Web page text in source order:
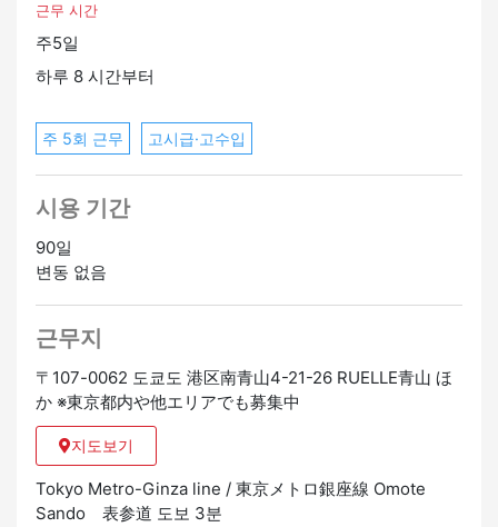
싶습니다.
・장기적 안정성: 상장 기업에서 안정적인 환경에서 오랫
동안 일하고 싶습니다.
・특별한 장소: 결혼식이 아닌 특별한 환경에서 길러온 제
정사원 승급가능
근무 시간
주5일
하루 8 시간부터
주 5회 근무 고시급·고수입
시용 기간
90일
변동 없음
근무지
〒107-0062 도쿄도 港区南青山4-21-26 RUELLE青山 ほ
か ※東京都内や他エリアでも募集中
지도보기
Tokyo Metro-Ginza line / 東京メトロ銀座線 Omote
Sando 表参道 도보 3분